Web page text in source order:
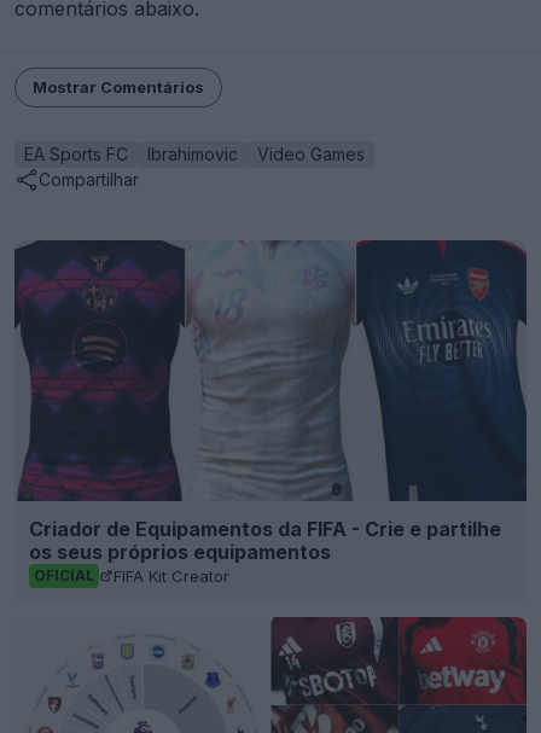
comentários abaixo.
Mostrar Comentários
EA Sports FC Ibrahimovic
Video Games
Compartilhar
Criador de Equipamentos da FIFA - Crie e partilhe
os seus próprios equipamentos
OFICIAL FIFA Kit Creator